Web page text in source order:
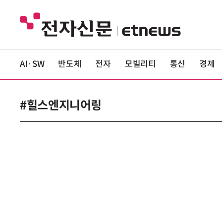
AI·SW 반도체 전자 모빌리티 통신 경제
#힐스엔지니어링